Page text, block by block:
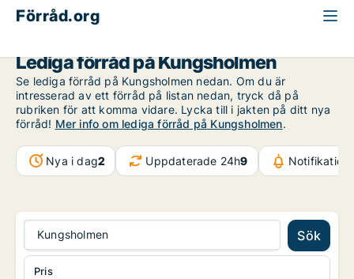
Förråd.org
Lediga förråd på Kungsholmen
Se lediga förråd på Kungsholmen nedan. Om du är
intresserad av ett förråd på listan nedan, tryck då på
rubriken för att komma vidare. Lycka till i jakten på ditt nya
förråd! Mer info om lediga förråd på Kungsholmen.
Nya i dag2 Uppdaterade 24h9
Kungsholmen Sök
Pris